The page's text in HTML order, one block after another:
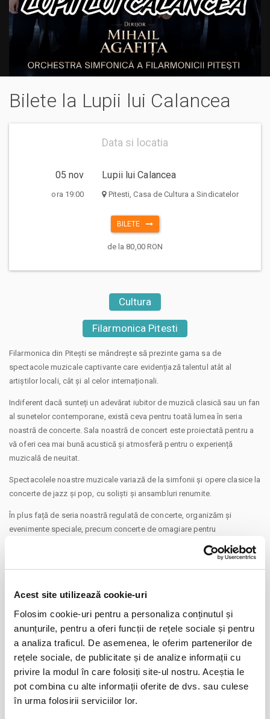
Acest site utilizează cookie-uri
Folosim cookie-uri pentru a personaliza conținutul și
anunțurile, pentru a oferi funcții de rețele sociale și pentru
a analiza traficul. De asemenea, le oferim partenerilor de
rețele sociale, de publicitate și de analize informații cu
privire la modul în care folosiți site-ul nostru. Aceștia le
pot combina cu alte informații oferite de dvs. sau culese
în urma folosirii serviciilor lor.
Bilete la Lupii lui Calancea
Data si locatia
05 nov
ora 19:00
Lupii lui Calancea
Pitesti, Casa de Cultura a Sindicatelor
BILETE
de la 80,00 RON
Cultura
Filarmonica Pitesti
Filarmonica din Pitești se mândrește să prezinte gama sa de
spectacole muzicale captivante care evidențiază talentul atât al
artiștilor locali, cât și al celor internaționali.
Indiferent dacă sunteți un adevărat iubitor de muzică clasică sau un fan
al sunetelor contemporane, există ceva pentru toată lumea în seria
noastră de concerte. Sala noastră de concert este proiectată pentru a
vă oferi cea mai bună acustică și atmosferă pentru o experiență
muzicală de neuitat.
Spectacolele noastre muzicale variază de la simfonii și opere clasice la
concerte de jazz și pop, cu soliști și ansambluri renumite.
În plus față de seria noastră regulată de concerte, organizăm și
evenimente speciale, precum concerte de omagiare pentru
Pitești, unde sunetele muzicii live vă vor lăsa cu dorința de a vă
Va aducem la cunostinta ca pe langa preturile biletelor sau
abonamentelor afisate, pot exista si costuri aditionale ce trebuie
suportate de dvs., respectiv: taxe de intermediere, procesare, emitere
bilet, comisioane, cost de livrare (in cazul in care veti solicita livrarea
prin curier a biletului/abonamentului); cost Asigurare En Garde (in cazul
in care veti opta pentru incheierea unei asigurari de bilete), costuri
CONTINUARE
Distribuie aceasta pagina
Evenimente similare